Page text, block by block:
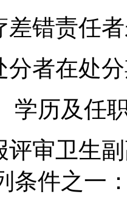
差错责任
分者在处分
学历及任
评审卫生
条件之一：